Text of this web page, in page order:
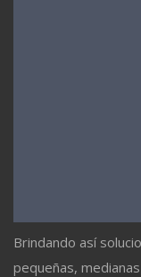
Brindando así
pequeñas,